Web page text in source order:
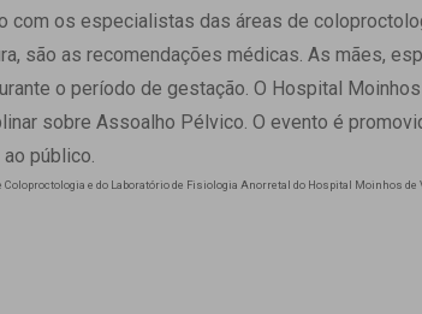
com os especialistas das áreas de
são as recomendações médicas. As mães,
o período de gestação. O Hospital
sobre Assoalho Pélvico. O evento é
público.
Coloproctologia e do Laboratório de Fisiologia Anorretal do Hospital Moinhos de